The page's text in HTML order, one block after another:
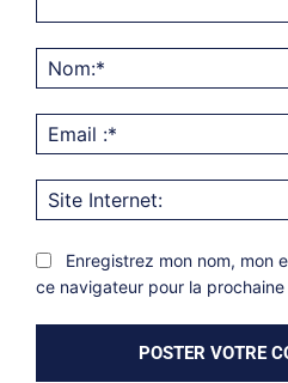
Enregistrez mon nom, mon
ce navigateur pour la